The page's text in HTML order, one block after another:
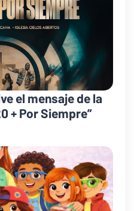
el mensaje de la
+ Por Siempre”